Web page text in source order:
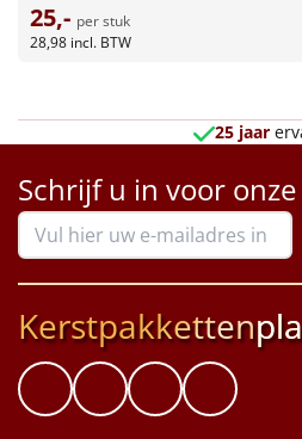
Wake up light
Warmtekussen
NIEUW
Slowcooker POPULAIR
Noodradio NIEUW
Alle artikelen
Overige
25,- per stuk
28,98 incl. BTW
25 jaar
Schrijf u in voor
Kerstpakketten